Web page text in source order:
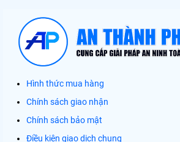
Hình thức mua hàng
Chính sách giao nhận
Chính sách bảo mật
Điều kiện giao dịch chung